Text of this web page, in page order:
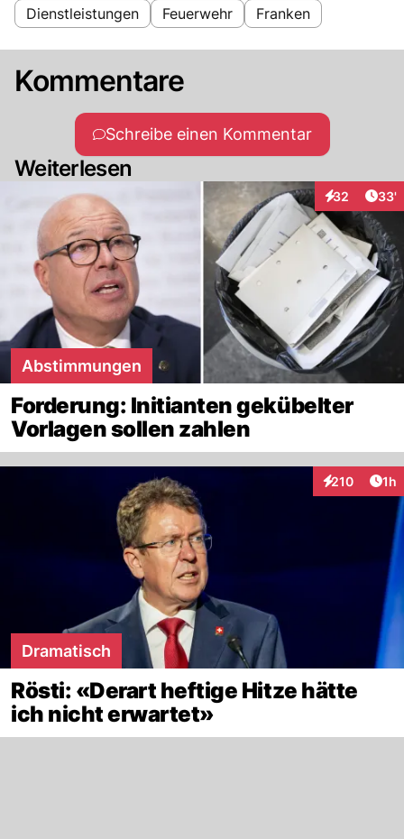
Dienstleistungen Feuerwehr Franken
Kommentare
Schreibe einen Kommentar
Weiterlesen
32
Interaktionen
33'
Abstimmungen
Forderung: Initianten gekübelter
Vorlagen sollen zahlen
210
Interaktionen
1h
Dramatisch
Rösti: «Derart heftige Hitze hätte
ich nicht erwartet»